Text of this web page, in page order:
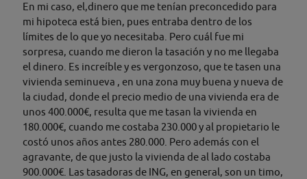
En mi caso, el,dinero que me tenían preconcedido para
mi hipoteca está bien, pues entraba dentro de los
límites de lo que yo necesitaba. Pero cuál fue mi
sorpresa, cuando me dieron la tasación y no me llegaba
el dinero. Es increíble y es vergonzoso, que te tasen una
vivienda seminueva , en una zona muy buena y nueva de
la ciudad, donde el precio medio de una vivienda era de
unos 400.000€, resulta que me tasan la vivienda en
180.000€, cuando me costaba 230.000 y al propietario le
costó unos años antes 280.000. Pero además con el
agravante, de que justo la vivienda de al lado costaba
900.000€. Las tasadoras de ING, en general, son un timo,